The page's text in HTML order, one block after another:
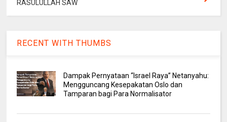
RASULULLAH SAW
RECENT WITH THUMBS
Dampak Pernyataan “Israel Raya” Netanyahu:
Mengguncang Kesepakatan Oslo dan
Tamparan bagi Para Normalisator